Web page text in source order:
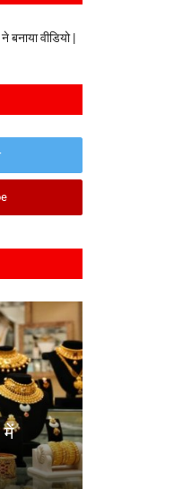
बनाया वीडियो |
में